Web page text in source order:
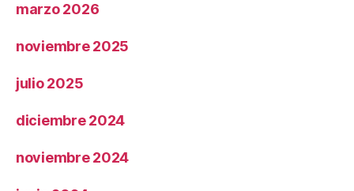
marzo 2026
noviembre 2025
julio 2025
diciembre 2024
noviembre 2024